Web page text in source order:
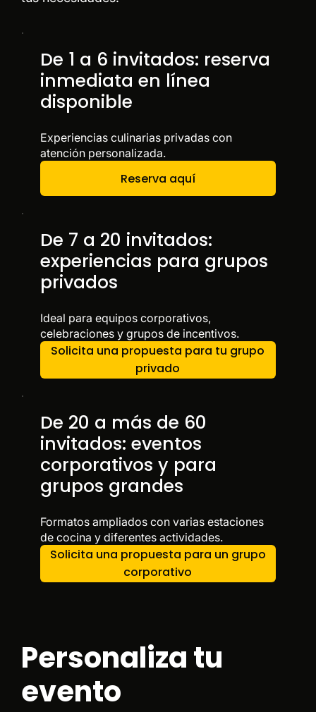
De 1 a 6 invitados: reserva
inmediata en línea
disponible
Experiencias culinarias privadas con
atención personalizada.
Reserva aquí
De 7 a 20 invitados:
experiencias para grupos
privados
Ideal para equipos corporativos,
celebraciones y grupos de incentivos.
Solicita una propuesta para tu grupo
privado
De 20 a más de 60
invitados: eventos
corporativos y para
grupos grandes
Formatos ampliados con varias estaciones
de cocina y diferentes actividades.
Solicita una propuesta para un grupo
corporativo
Personaliza tu
evento